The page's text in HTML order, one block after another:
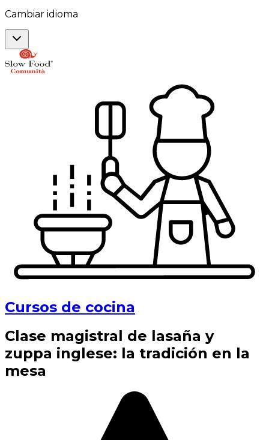
Cambiar idioma
Cursos de cocina
Clase magistral de lasaña y
zuppa inglese: la tradición en la
mesa